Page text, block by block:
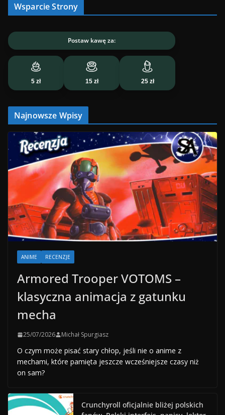
Wsparcie Strony
Postaw kawę za:
5 zł 15 zł 25 zł
Najnowsze Wpisy
ANIME RECENZJE
Armored Trooper VOTOMS –
klasyczna animacja z gatunku
mecha
25/07/2026 Michał Spurgiasz
O czym może pisać stary chłop, jeśli nie o anime z
mechami, które pamięta jeszcze wcześniejsze czasy niż
on sam?
Crunchyroll oficjalnie bliżej polskich